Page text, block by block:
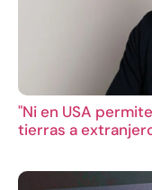
"Ni en USA
tierras a